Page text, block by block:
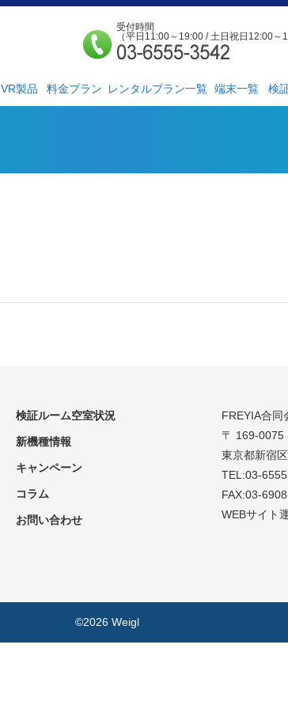
受付時間
（平日11:00～19:00 / 土日祝日12:00～
VR製品 料金プラン レンタルプラン一覧 端末一覧 検
検証ルーム空室状況
新機種情報
キャンペーン
コラム
お問い合わせ
FREYIA合同
〒 169-0075
東京都新宿
TEL:03-
FAX:03-
WEBサイト
©2026 Weigl